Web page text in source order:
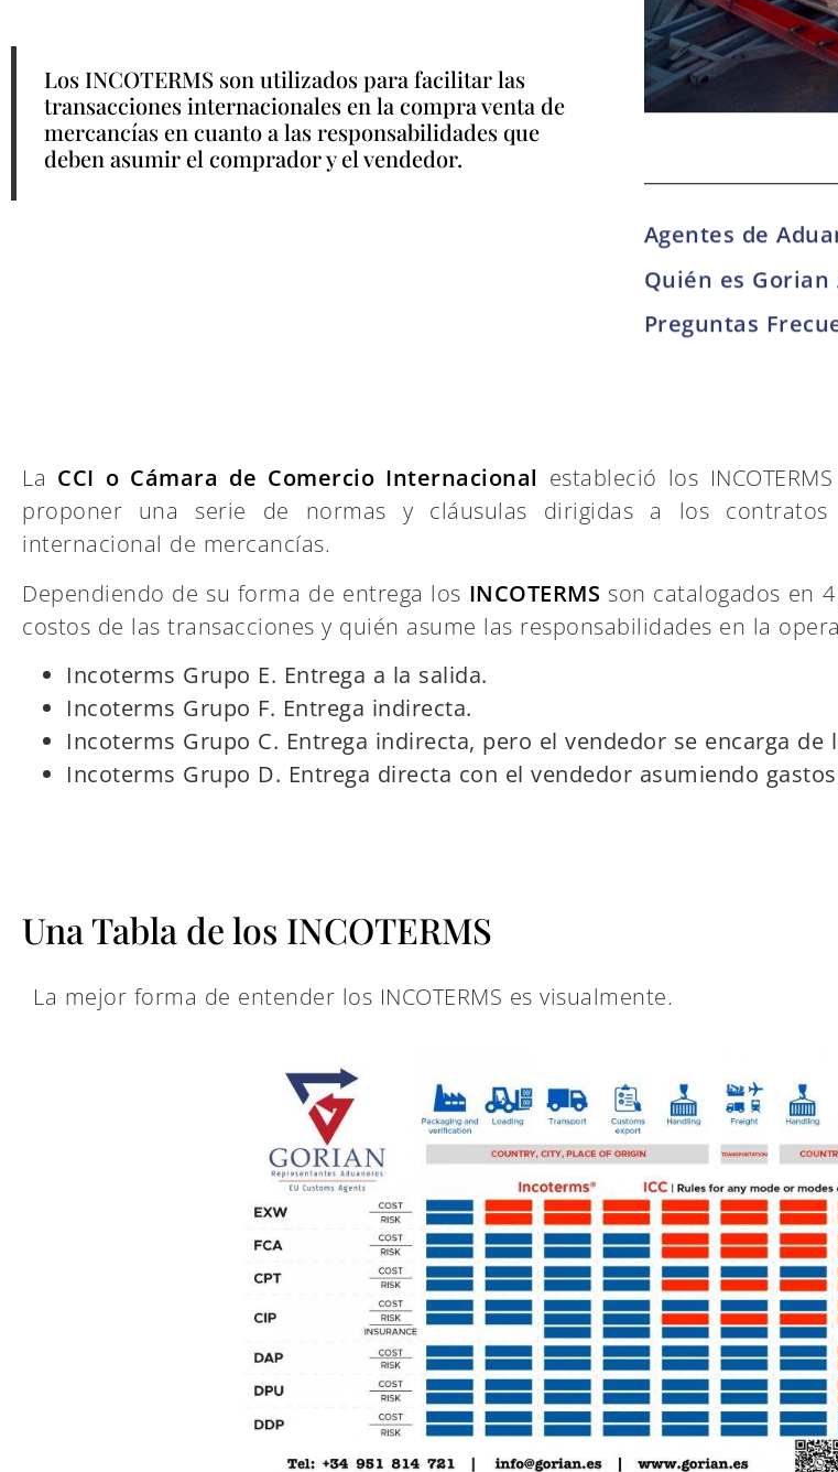
Los INCOTERMS son utilizados para facilitar las
transacciones internacionales en la compra venta de
mercancías en cuanto a las responsabilidades que
deben asumir el comprador y el vendedor.
Agentes de
Quién es
Preguntas
La CCI o Cámara de Comercio Internacional estableció los
proponer una serie de normas y cláusulas dirigidas a los
internacional de mercancías.
Dependiendo de su forma de entrega los INCOTERMS son catalogados en
costos de las transacciones y quién asume las responsabilidades en la
Incoterms Grupo E. Entrega a la salida.
Incoterms Grupo F. Entrega indirecta.
Incoterms Grupo C. Entrega indirecta, pero el vendedor se encarga de
Incoterms Grupo D. Entrega directa con el vendedor asumiendo
Una Tabla de los INCOTERMS
La mejor forma de entender los INCOTERMS es visualmente.